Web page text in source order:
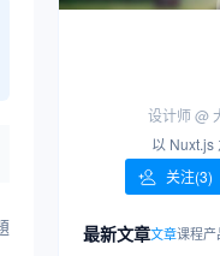
设计师 @
以 Nuxt.js
关注(3)
最新文章文章课程产